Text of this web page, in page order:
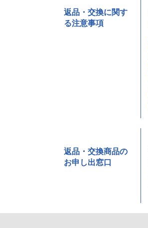
返品・交換に関す
る注意事項
返品・交換商品の
お申し出窓口